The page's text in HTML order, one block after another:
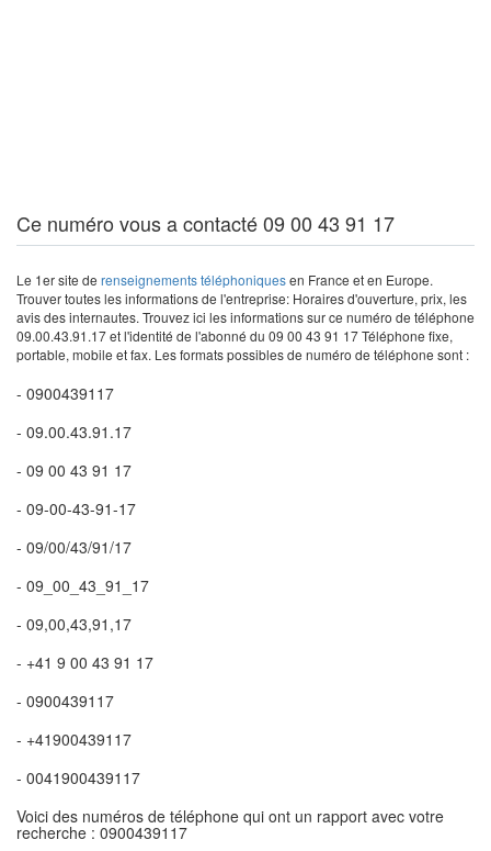
Ce numéro vous a contacté 09 00 43 91 17
Le 1er site de renseignements téléphoniquesen France et en Europe.
Trouver toutes les informations de l'entreprise: Horaires d'ouverture, prix, les
avis des internautes. Trouvez ici les informations sur ce numéro de téléphone
09.00.43.91.17 et l'identité de l'abonné du 09 00 43 91 17 Téléphone fixe,
portable, mobile et fax. Les formats possibles de numéro de téléphone sont :
- 0900439117
- 09.00.43.91.17
- 09 00 43 91 17
- 09-00-43-91-17
- 09/00/43/91/17
- 09_00_43_91_17
- 09,00,43,91,17
- +41 9 00 43 91 17
- 0900439117
- +41900439117
- 0041900439117
Voici des numéros de téléphone qui ont un rapport avec votre
recherche : 0900439117